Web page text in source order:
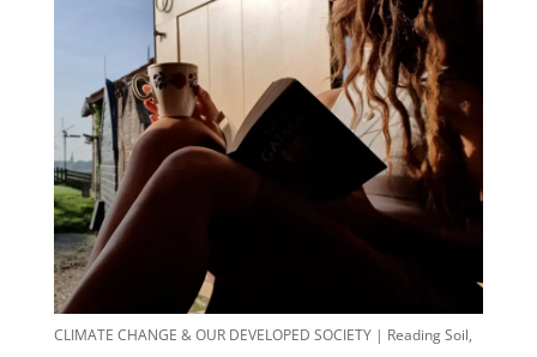
CLIMATE CHANGE & OUR DEVELOPED SOCIETY | Reading Soil,